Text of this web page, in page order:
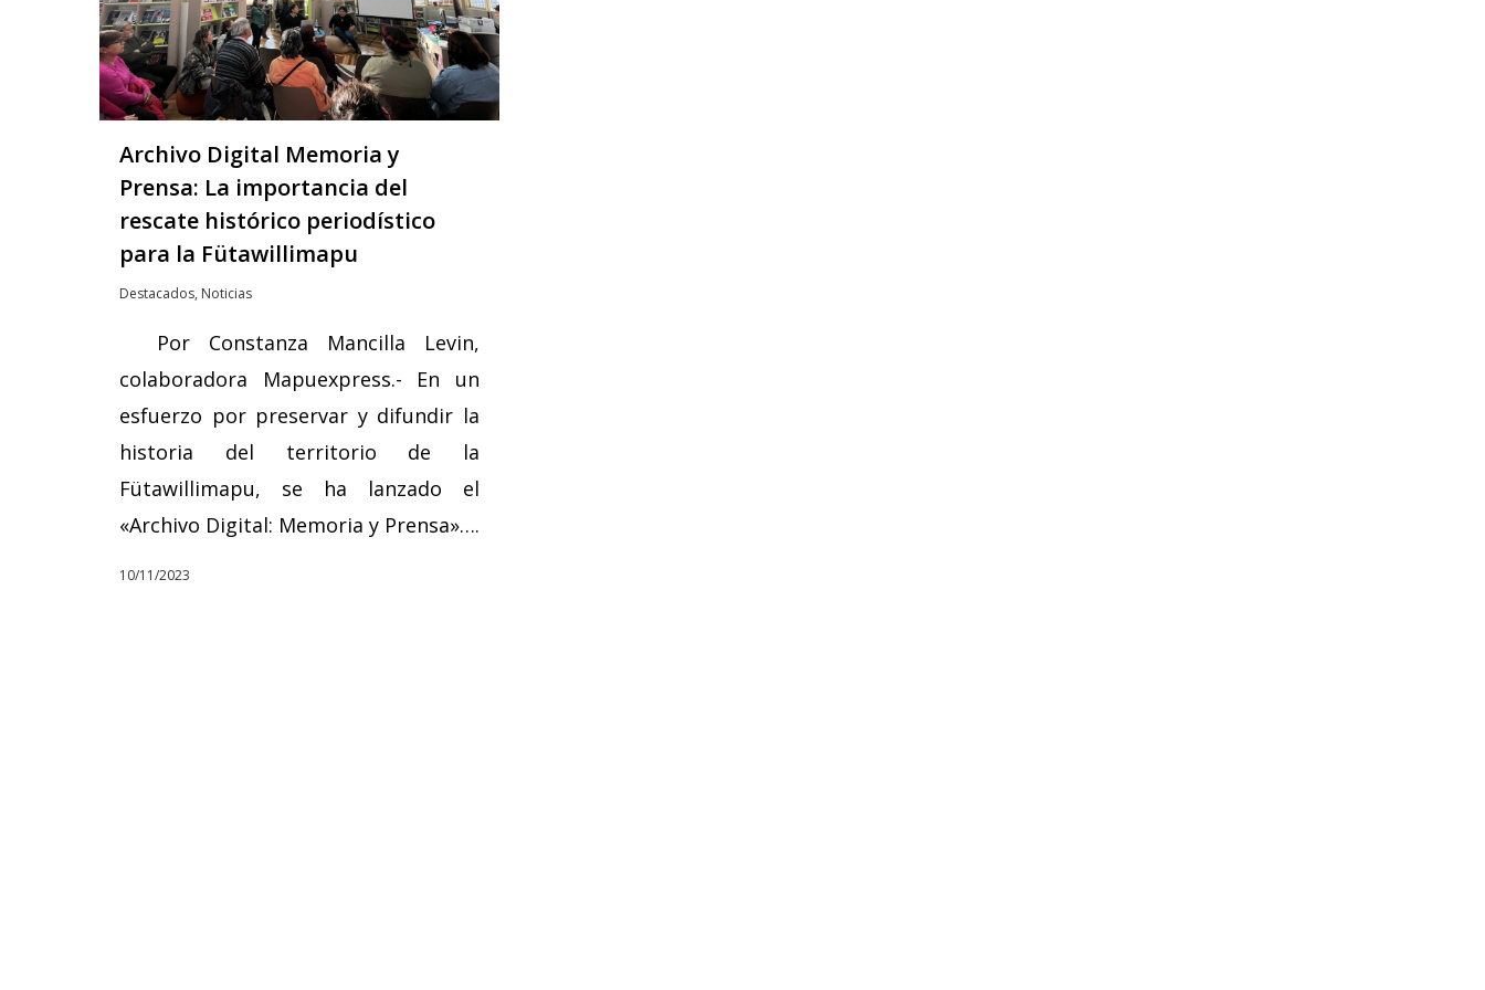
Archivo Digital Memoria y
Prensa: La importancia del
rescate histórico periodístico
para la Fütawillimapu
Destacados, Noticias
Por Constanza Mancilla Levin,
colaboradora Mapuexpress.- En un
esfuerzo por preservar y difundir la
historia del territorio de la
Fütawillimapu, se ha lanzado el
«Archivo Digital: Memoria y Prensa»….
10/11/2023